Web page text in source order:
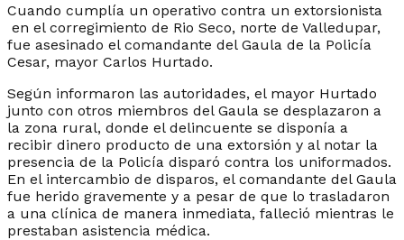
Cuando cumplía un operativo contra un extorsionista
en el corregimiento de Rio Seco, norte de Valledupar,
fue asesinado el comandante del Gaula de la Policía
Cesar, mayor Carlos Hurtado.
Según informaron las autoridades, el mayor Hurtado
junto con otros miembros del Gaula se desplazaron a
la zona rural, donde el delincuente se disponía a
recibir dinero producto de una extorsión y al notar la
presencia de la Policía disparó contra los uniformados.
En el intercambio de disparos, el comandante del Gaula
fue herido gravemente y a pesar de que lo trasladaron
a una clínica de manera inmediata, falleció mientras le
prestaban asistencia médica.